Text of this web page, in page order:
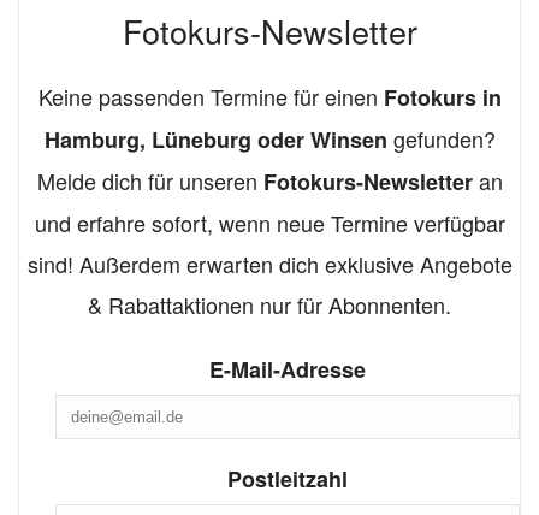
Fotokurs-Newsletter
Keine passenden Termine für einen Fotokurs in
Hamburg, Lüneburg oder Winsen gefunden?
Melde dich für unseren Fotokurs-Newsletteran
und erfahre sofort, wenn neue Termine verfügbar
sind! Außerdem erwarten dich exklusive Angebote
& Rabattaktionen nur für Abonnenten.
E-Mail-Adresse
Postleitzahl